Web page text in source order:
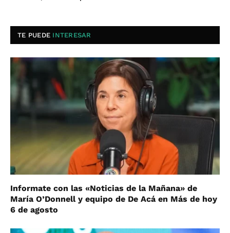
TE PUEDE INTERESAR
Informate con las «Noticias de la Mañana» de
María O’Donnell y equipo de De Acá en Más de hoy
6 de agosto